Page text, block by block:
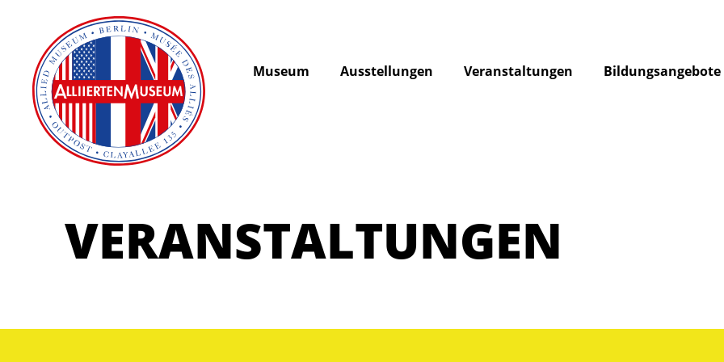
Museum Ausstellungen Veranstaltungen Bildungsangebote
VERANSTALTUNGEN